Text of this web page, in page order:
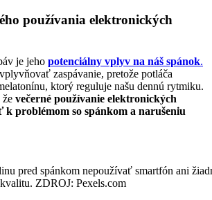
používania elektronických
je jeho potenciálny vplyv na náš spánok.
zaspávanie, pretože potláča
ktorý reguluje našu dennú rytmiku.
večerné používanie elektronických
k problémom so spánkom a narušeniu
pred spánkom nepoužívať smartfón ani
ZDROJ: Pexels.com